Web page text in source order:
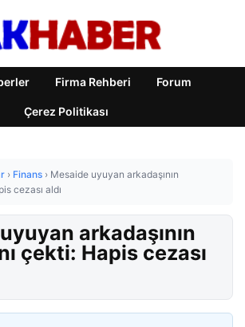
Firma Rehberi Forum
Çerez Politikası
› Finans › Mesaide uyuyan arkadaşının
cezası aldı
arkadaşının
çekti: Hapis cezası